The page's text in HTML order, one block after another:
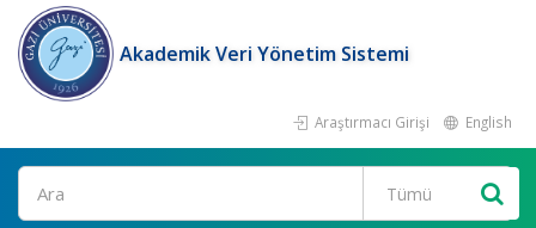
Akademik Veri Yönetim Sistemi
Araştırmacı Girişi English
Ara